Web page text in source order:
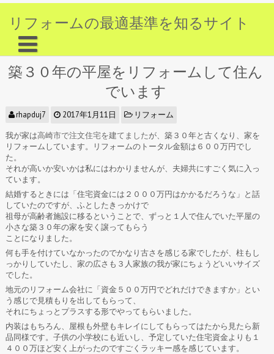
リフォームの最適基準を知るサイト
築３０年の平屋をリフォームして住ん
でいます
rhapduj7 2017年1月11日
リフォーム
我が家は高崎市で注文住宅を建てましたが、築３０年と古くなり、家を
リフォームしています。リフォームのトータル金額は６００万円でし
た。
それが高いか安いかは私にはわかりませんが、夫婦共にすごく気に入っ
ています。
結婚するときには「住宅資金には２０００万円はかかるだろうな」と話
していたのですが、ふとしたきっかけで
祖母が高齢者施設に移るということで、ずっと１人で住んでいた平屋の
小さな築３０年の家を安く譲ってもらう
ことになりました。
何も手を付けていなかったのでかなり古さを感じる家でしたが、柱もし
っかりしていたし、家の広さも３人家族の我が家にちょうどいいサイズ
でした。
地元のリフォーム会社に「資金５００万円でどれだけできますか」とい
う感じで見積もりを出してもらって、
それにちょっとプラスする形でやってもらいました。
内装はもちろん、屋根も外壁もキレイにしてもらってはたから見たら新
品同様です。子供の小学校にも近いし、予定していた住宅資金よりも１
４００万ほど安く上がったのですごくラッキー感を感じています。